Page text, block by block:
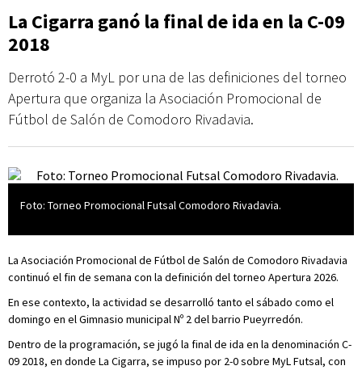
La Cigarra ganó la final de ida en la C-09
2018
Derrotó 2-0 a MyL por una de las definiciones del torneo
Apertura que organiza la Asociación Promocional de
Fútbol de Salón de Comodoro Rivadavia.
Foto: Torneo Promocional Futsal Comodoro Rivadavia.
La Asociación Promocional de Fútbol de Salón de Comodoro Rivadavia
continuó el fin de semana con la definición del torneo Apertura 2026.
En ese contexto, la actividad se desarrolló tanto el sábado como el
domingo en el Gimnasio municipal Nº 2 del barrio Pueyrredón.
Dentro de la programación, se jugó la final de ida en la denominación C-
09 2018, en donde La Cigarra, se impuso por 2-0 sobre MyL Futsal, con